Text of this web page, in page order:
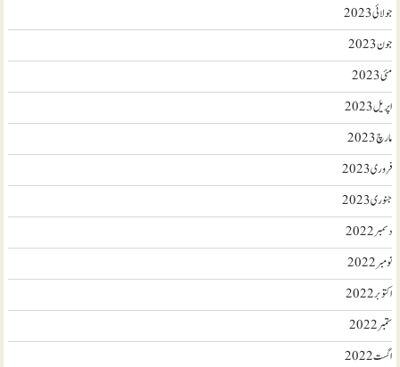
جولائی 2023
جون 2023
مئی 2023
اپریل 2023
مارچ 2023
فروری 2023
جنوری 2023
دسمبر 2022
نومبر 2022
اکتوبر 2022
ستمبر 2022
اگست 2022